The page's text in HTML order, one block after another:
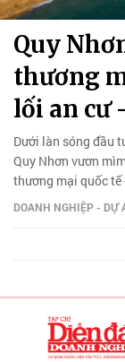
Quy
thương
lối an cư
Dưới làn sóng đầu
Quy Nhơn vươn
thương mại quốc
DOANH NGHIỆP - DỰ